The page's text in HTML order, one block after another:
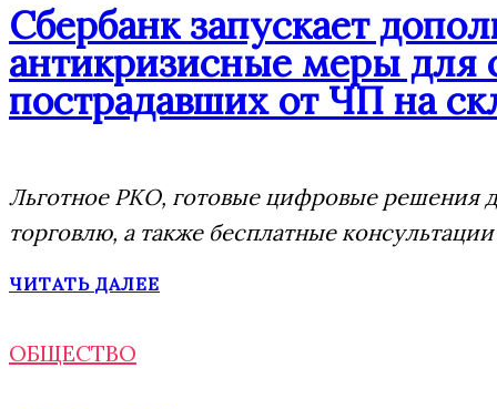
Сбербанк запускает
антикризисные меры для
пострадавших от ЧП на
Льготное РКО, готовые цифровые решения
торговлю, а также бесплатные
ЧИТАТЬ ДАЛЕЕ
ОБЩЕСТВО